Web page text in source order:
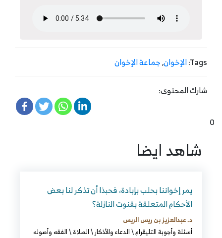
Tags: الإخوان,جماعة الإخوان
شارك المحتوى:
0
شاهد ايضا
يمر إخواننا بحلب بإبادة، فحبذا أن تذكر لنا بعض
الأحكام المتعلقة بقنوت النازلة؟
د. عبدالعزيز بن ريس الريس
أسئلة وأجوبة التليقرام\الدعاء والأذكار\الصلاة\الفقه وأصوله